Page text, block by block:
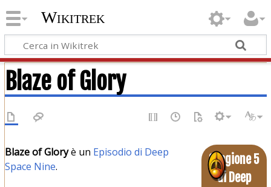
Wikitrek
Blaze of Glory
Stagione 5
di Deep
Blaze of Gloryè un Episodio di Deep
Space Nine.